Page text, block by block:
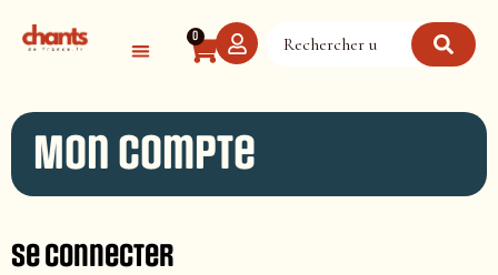
0
Mon compte
Se connecter